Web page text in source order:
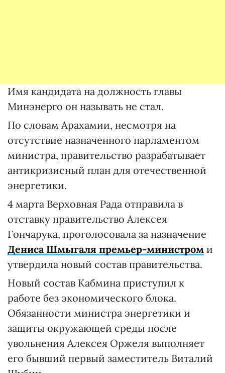
Имя кандидата на должность главы
Минэнерго он называть не стал.
По словам Арахамии, несмотря на
отсутствие назначенного парламентом
министра, правительство разрабатывает
антикризисный план для отечественной
энергетики.
4 марта Верховная Рада отправила в
отставку правительство Алексея
Гончарука, проголосовала за назначение
Дениса Шмыгаля премьер-министром и
утвердила новый состав правительства.
Новый состав Кабмина приступил к
работе без экономического блока.
Обязанности министра энергетики и
защиты окружающей среды после
увольнения Алексея Оржеля выполняет
его бывший первый заместитель Виталий